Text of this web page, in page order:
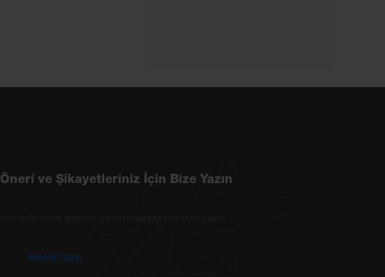
Öneri ve Şikayetleriniz İçin Bize Yazın
Mesaj Yazın